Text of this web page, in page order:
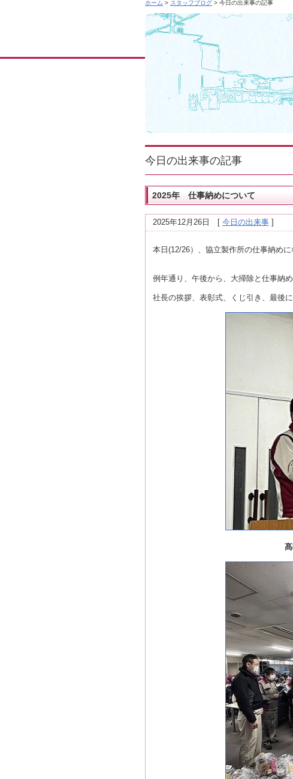
ホーム > スタッフブログ > 今日の出来事の記事
今日の出来事の記事
2025年 仕事納めについて
2025年12月26日 [ 今日の出来事]
本日(12/26）、協立製作所の仕事納めに
例年通り、午後から、大掃除と仕事納
社長の挨拶、表彰式、くじ引き、最後